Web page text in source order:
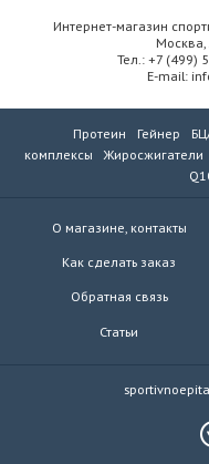
Интернет-магазин
Москва,
Тел.: +7 (499)
E-mail:
Протеин Гейнер
комплексы
Жиросжигатели
О магазине, контакты
Как сделать заказ
Обратная связь
Статьи